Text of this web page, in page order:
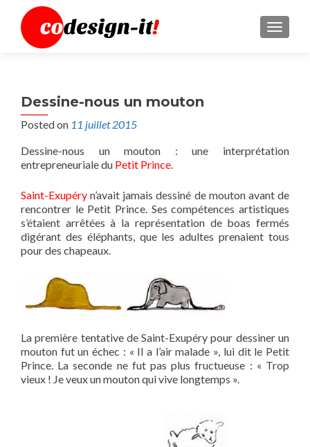
MENU
Dessine-nous un mouton
Posted on 11 juillet 2015
Dessine-nous un mouton : une interprétation
entrepreneuriale du Petit Prince.
Saint-Exupéry n’avait jamais dessiné de mouton avant de
rencontrer le Petit Prince. Ses compétences artistiques
s’étaient arrêtées à la représentation de boas fermés
digérant des éléphants, que les adultes prenaient tous
pour des chapeaux.
La première tentative de Saint-Exupéry pour dessiner un
mouton fut un échec : « Il a l’air malade », lui dit le Petit
Prince. La seconde ne fut pas plus fructueuse : « Trop
vieux ! Je veux un mouton qui vive longtemps ».